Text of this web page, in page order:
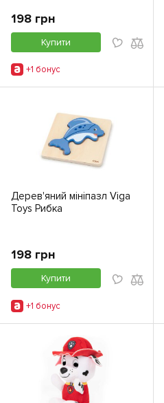
198 грн
Купити
+1 бонус
Дерев'яний мініпазл Viga
Toys Рибка
198 грн
Купити
+1 бонус